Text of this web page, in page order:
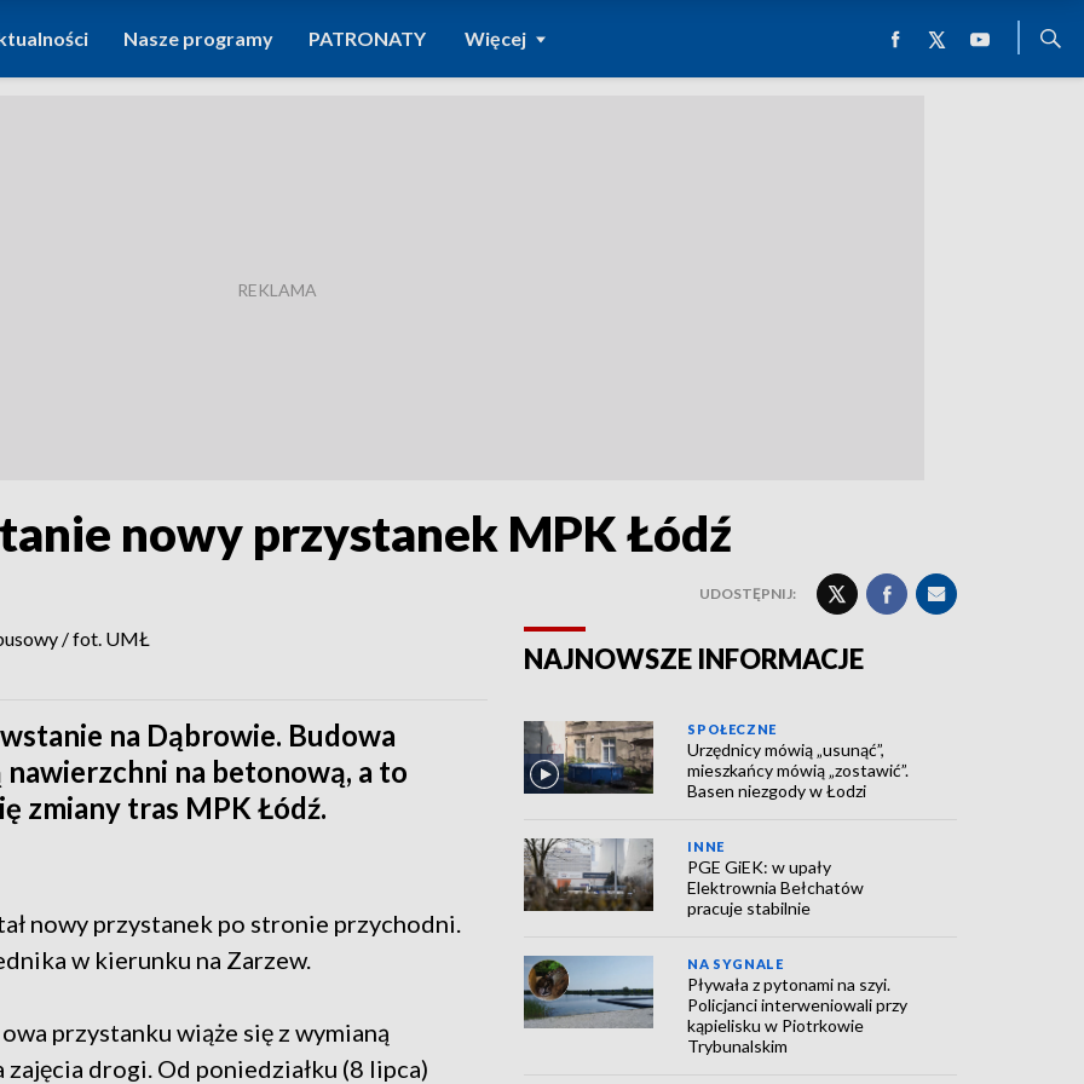
Nasze programy PATRONATY Więcej
nowy przystanek MPK Łódź
UDOSTĘPNIJ:
na Dąbrowie. Budowa
na betonową, a to
zmiany tras MPK Łódź.
nowy przystanek po stronie przychodni.
w kierunku na Zarzew.
przystanku wiąże się z wymianą
drogi. Od poniedziałku (8 lipca)
NAJNOWSZE INFORMACJE
SPOŁECZNE
Urzędnicy mówią „usunąć”,
mieszkańcy mówią „zostawić”.
Basen niezgody w Łodzi
INNE
PGE GiEK: w upały
Elektrownia Bełchatów
pracuje stabilnie
NA SYGNALE
Pływała z pytonami na szyi.
Policjanci interweniowali przy
kąpielisku w Piotrkowie
Trybunalskim